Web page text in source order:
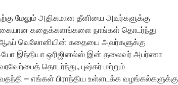
மேலும் அதிகமான தீனியை அவர்களுக்கு
வகையான கதைக்களங்களை நாங்கள் தொடர்ந்து
ஆஃப் வெலோனியின் கதையை அவர்களுக்கு
இந்தியா ஒரிஜினல்ஸ் இன் தலைவர் அபர்ணா
தொடர்ந்து., புஷ்கர் மற்றும்
– எங்கள் பிராந்திய உள்ளடக்க வழங்கல்களுக்கு